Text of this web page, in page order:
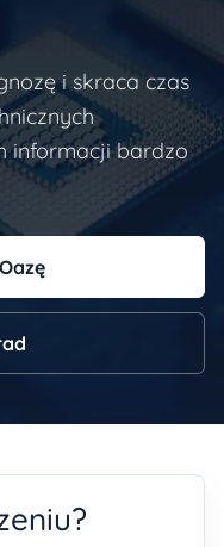
i skraca czas
informacji bardzo